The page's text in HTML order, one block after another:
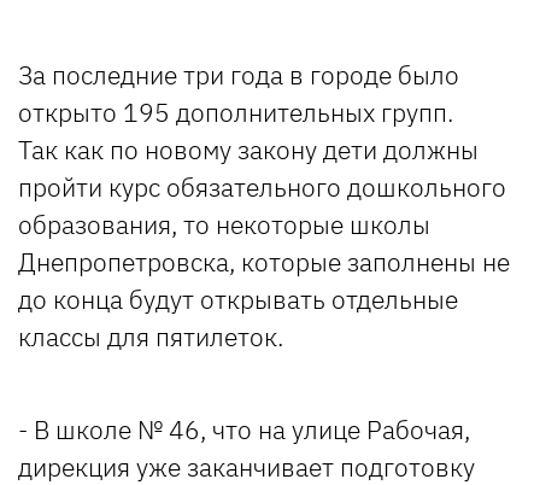
За последние три года в городе было
открыто 195 дополнительных групп.
Так как по новому закону дети должны
пройти курс обязательного дошкольного
образования, то некоторые школы
Днепропетровска, которые заполнены не
до конца будут открывать отдельные
классы для пятилеток.
- В школе № 46, что на улице Рабочая,
дирекция уже заканчивает подготовку